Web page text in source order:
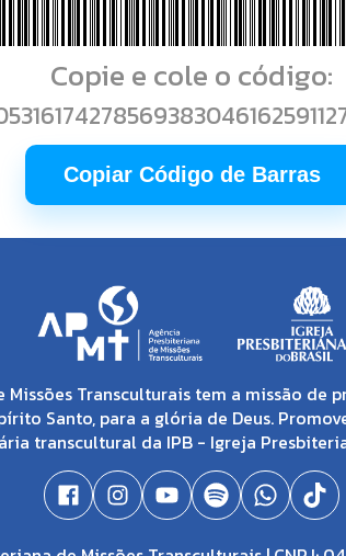
Copie e cole o código:
Copiar Código de Barras
Transculturais tem a missão de
Santo, para a glória de Deus.
transcultural da IPB - Igreja